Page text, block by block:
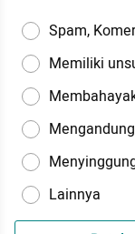
Spam,
Memiliki
Lainnya